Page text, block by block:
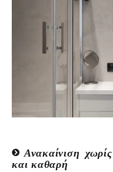
Ανακαίνιση
και καθαρή